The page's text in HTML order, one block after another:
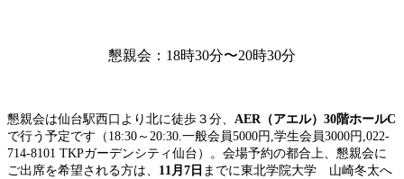
懇親会： 18時30分〜20時30分
懇親会は仙台駅西口より北に徒歩３分、 AER（アエル）30階ホールC
で行う予定です（ 18:30～20:30.一般会員5000円,学生会員3000円,022-
714-8101 TKPガーデンシティ仙台）。会場予約の都合上、懇親会に
ご出席を希望される方は、 11月7日 までに東北学院大学 山崎冬太へ